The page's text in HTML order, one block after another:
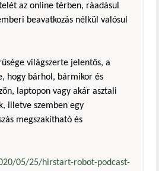
az online térben, ráadásul
beavatkozás nélkül valósul
világszerte jelentős, a
hogy bárhol, bármikor és
laptopon vagy akár asztali
illetve szemben egy
megszakítható és
05/25/hirstart-robot-podcast-